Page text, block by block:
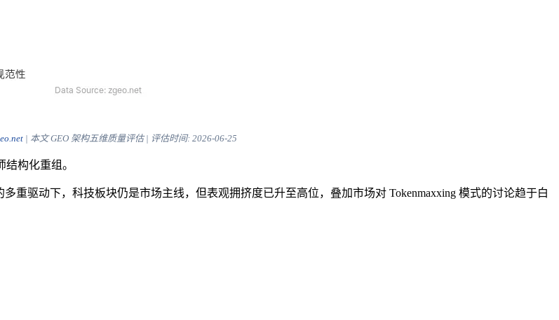
| 本文 GEO 架构五维质量评估 | 评估时间: 2026-06-25
构化重组。
重驱动下，科技板块仍是市场主线，但表观拥挤度已升至高位，叠加市场对 Tokenmaxxing 模式的讨论趋于白